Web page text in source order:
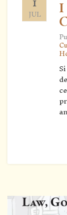
JUL
I